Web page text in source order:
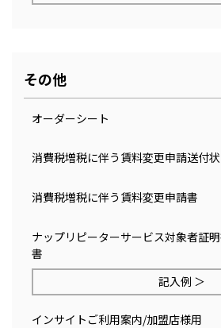
その他
オーダーシート
消費税増税に伴う賃料変更申請送付状
消費税増税に伴う賃料変更申請書
ナップリピーターサービス対象者証
書
記入例 ＞
インサイトご利用案内/加盟店様用